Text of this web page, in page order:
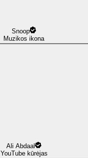
Snoop
Muzikos ikona
Ali Abdaal
YouTube kūrėjas